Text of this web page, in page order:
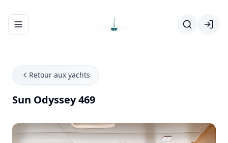
Ouvrir/fermer le menu de navigation
Retour aux yachts
Sun Odyssey 469